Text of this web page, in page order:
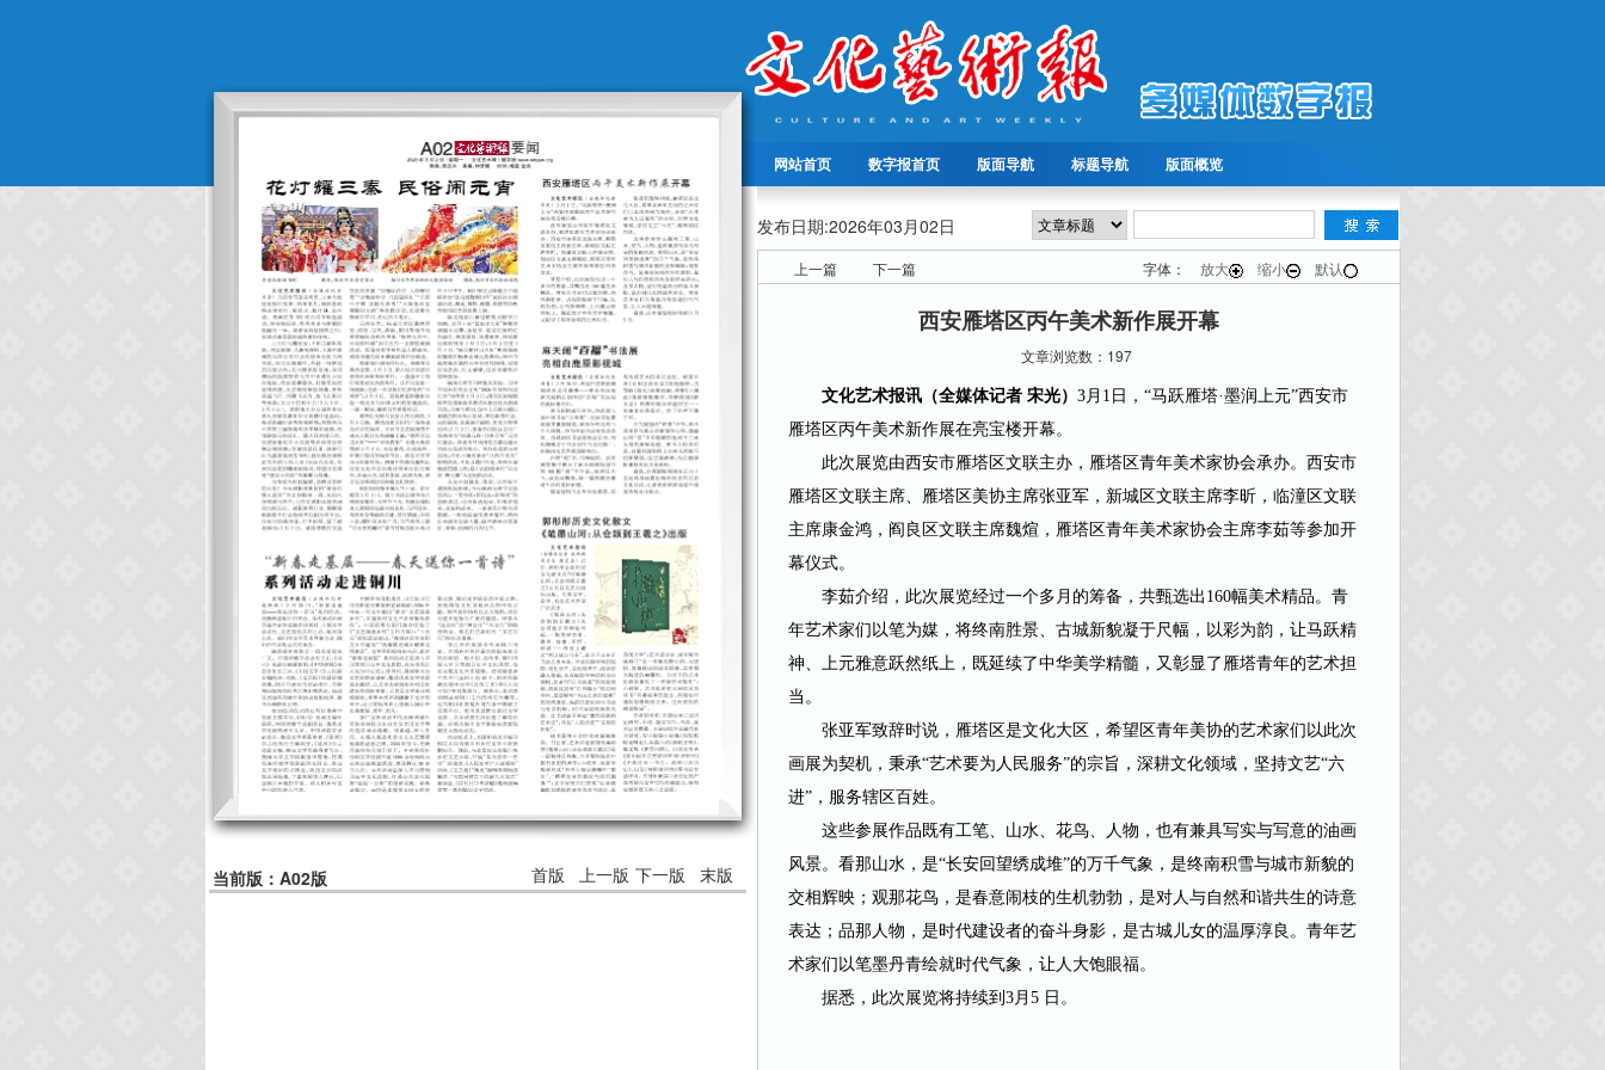
网站首页 数字报首页 版面导航 标题导航 版面概览
当前版：A02版 首版 上一版 下一版 末版
发布日期:2026年03月02日
上一篇 下一篇 字体： 放大 缩小 默认
西安雁塔区丙午美术新作展开幕
文章浏览数：197
文化艺术报讯（全媒体记者 宋光） 3月1日，“马跃雁塔·墨润上元”西安市
雁塔区丙午美术新作展在亮宝楼开幕。
此次展览由西安市雁塔区文联主办，雁塔区青年美术家协会承办。西安市
雁塔区文联主席、雁塔区美协主席张亚军，新城区文联主席李昕，临潼区文联
主席康金鸿，阎良区文联主席魏煊，雁塔区青年美术家协会主席李茹等参加开
幕仪式。
李茹介绍，此次展览经过一个多月的筹备，共甄选出160幅美术精品。青
年艺术家们以笔为媒，将终南胜景、古城新貌凝于尺幅，以彩为韵，让马跃精
神、上元雅意跃然纸上，既延续了中华美学精髓，又彰显了雁塔青年的艺术担
当。
张亚军致辞时说，雁塔区是文化大区，希望区青年美协的艺术家们以此次
画展为契机，秉承“艺术要为人民服务”的宗旨，深耕文化领域，坚持文艺“六
进”，服务辖区百姓。
这些参展作品既有工笔、山水、花鸟、人物，也有兼具写实与写意的油画
风景。看那山水，是“长安回望绣成堆”的万千气象，是终南积雪与城市新貌的
交相辉映；观那花鸟，是春意闹枝的生机勃勃，是对人与自然和谐共生的诗意
表达；品那人物，是时代建设者的奋斗身影，是古城儿女的温厚淳良。青年艺
术家们以笔墨丹青绘就时代气象，让人大饱眼福。
据悉，此次展览将持续到3月5 日。